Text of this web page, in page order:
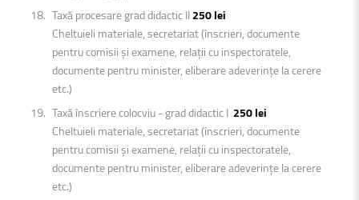
Taxă procesare grad didactic II250 lei
Cheltuieli materiale, secretariat (înscrieri, documente
pentru comisii și examene, relații cu inspectoratele,
documente pentru minister, eliberare adeverințe la cerere
etc.)
Taxă înscriere colocviu - grad didactic I 250 lei
Cheltuieli materiale, secretariat (înscrieri, documente
pentru comisii și examene, relații cu inspectoratele,
documente pentru minister, eliberare adeverințe la cerere
etc.)